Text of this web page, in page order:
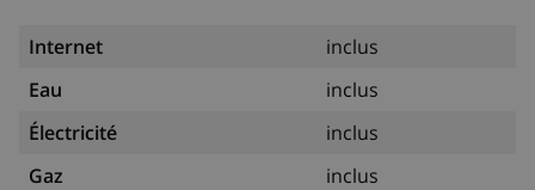
Internet
inclus
Eau
inclus
Électricité
inclus
Gaz
inclus